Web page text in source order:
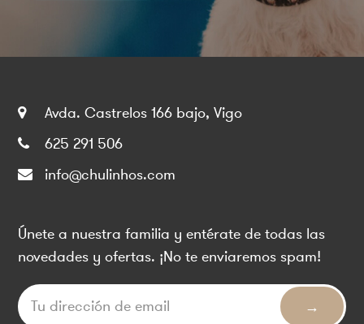
Avda. Castrelos 166 bajo, Vigo
625 291 506
info@chulinhos.com
Únete a nuestra familia y entérate de todas las
novedades y ofertas. ¡No te enviaremos spam!